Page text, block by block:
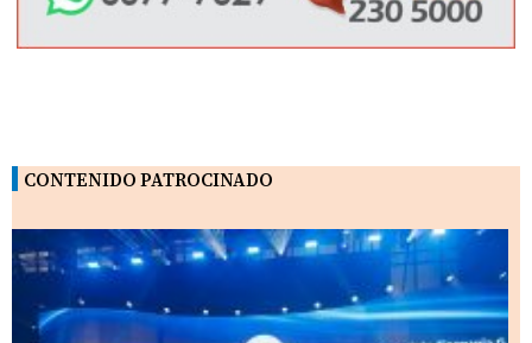
CONTENIDO PATROCINADO